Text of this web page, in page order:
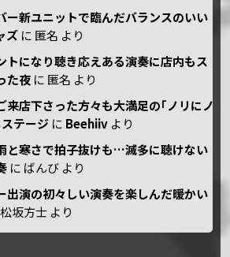
ー新ユニットで臨んだバランスのいい
ズ に 匿名 より
トになり聴き応えある演奏に店内もス
た夜 に 匿名 より
来店下さった方々も大満足の｢ノリにノ
テージ に Beehiiv より
と寒さで拍子抜けも…滅多に聴けない
に ばんび より
出演の初々しい演奏を楽しんだ暖かい
松坂方士 より